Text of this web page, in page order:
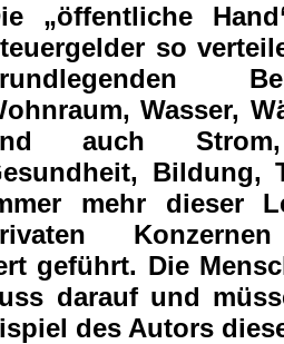
„öffentliche
so
Wasser,
auch Strom,
Bildung,
mehr dieser
geführt. Die
darauf und
des Autors